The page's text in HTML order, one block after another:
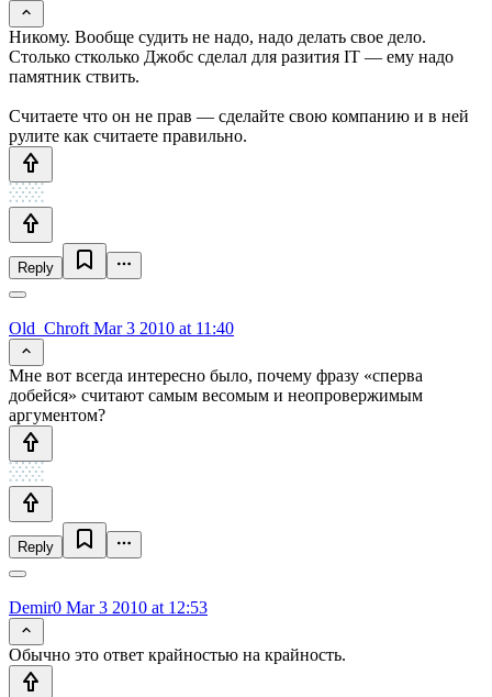
Никому. Вообще судить не надо, надо делать свое дело.
Столько стколько Джобс сделал для разития IT — ему надо
памятник ствить.
Считаете что он не прав — сделайте свою компанию и в ней
рулите как считаете правильно.
Reply
Old_Chroft Mar 3 2010 at 11:40
Мне вот всегда интересно было, почему фразу «сперва
добейся» считают самым весомым и неопровержимым
аргументом?
Reply
Demir0 Mar 3 2010 at 12:53
Обычно это ответ крайностью на крайность.